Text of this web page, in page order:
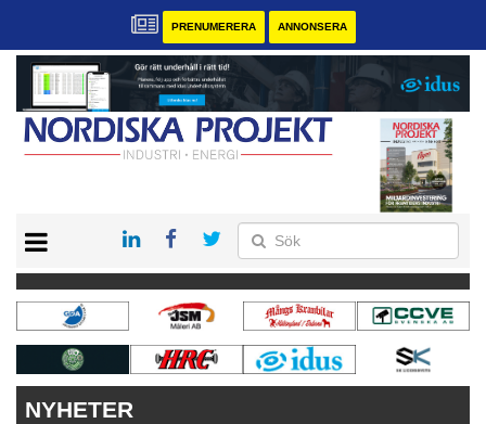
PRENUMERERA ANNONSERA
KONTAKT
VÅRA ANDRA MAGASIN
PRENUMERERA
ANNONSERA
NYHETER